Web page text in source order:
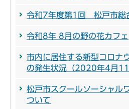
令和7年度第1回 松戸市総
令和8年 8月の野の花カフェ
市内に居住する新型コロナ
の発生状況（2020年4月11
松戸市スクールソーシャル
ついて